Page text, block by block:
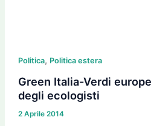
Politica, Politica estera
Green Italia-Verdi
degli ecologisti
2 Aprile 2014
Italia-
Verdi
europei:
nasce
la